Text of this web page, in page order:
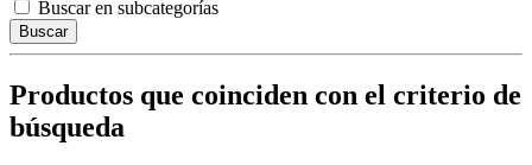
Buscar en subcategorías
Buscar
Productos que coinciden con el criterio de
búsqueda